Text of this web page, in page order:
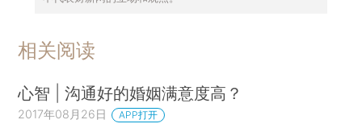
陆的数据先遮起来了，大家可以先猜一猜，稍后再
相关阅读
心智 | 沟通好的婚姻满意度高？
2017年08月26日 APP打开